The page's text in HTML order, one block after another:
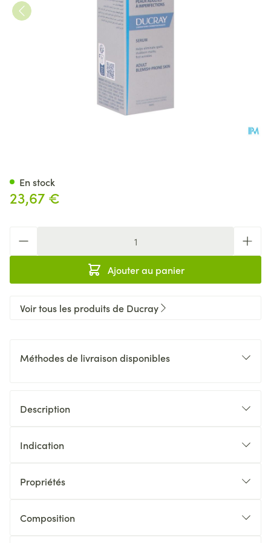
23,67 €
Ajouter au panier
En stock
Voir tous les produits de Ducray
Méthodes de livraison disponibles
Description
Indication
Propriétés
Composition